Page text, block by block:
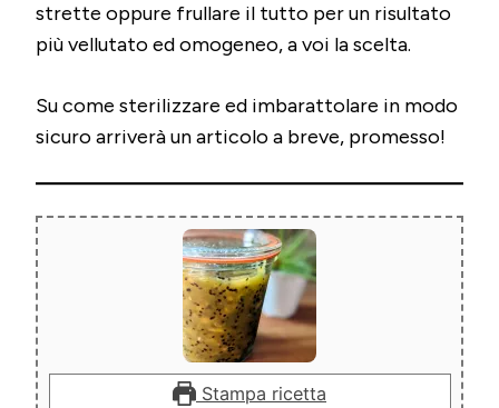
strette oppure frullare il tutto per un risultato
più vellutato ed omogeneo, a voi la scelta.
Su come sterilizzare ed imbarattolare in modo
sicuro arriverà un articolo a breve, promesso!
Stampa ricetta